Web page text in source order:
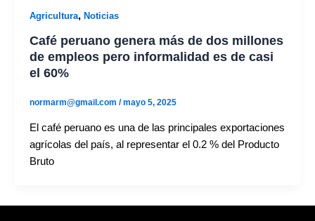
Agricultura, Noticias
Café peruano genera más de dos millones
de empleos pero informalidad es de casi
el 60%
normarm@gmail.com /mayo 5, 2025
El café peruano es una de las principales exportaciones
agrícolas del país, al representar el 0.2 % del Producto
Bruto